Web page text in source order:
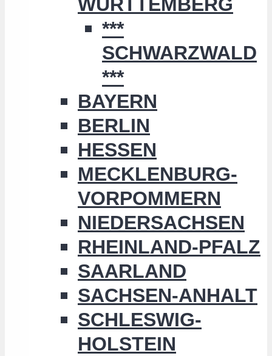
***
SCHWARZWALD
***
BAYERN
BERLIN
HESSEN
MECKLENBURG-
VORPOMMERN
NIEDERSACHSEN
RHEINLAND-PFALZ
SAARLAND
SACHSEN-ANHALT
SCHLESWIG-
HOLSTEIN